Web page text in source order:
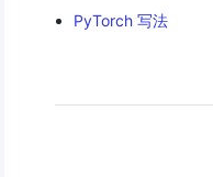
PyTorch 写法